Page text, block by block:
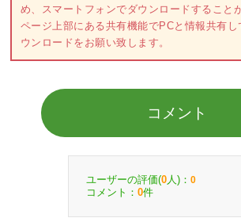
め、スマートフォンでダウンロードすること
ページ上部にある共有機能でPCと情報共有
ウンロードをお願い致します。
コメント
ユーザーの評価(0 人)： 0
コメント： 0件